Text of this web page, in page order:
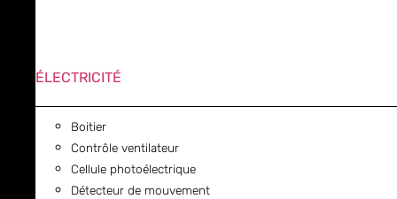
ÉLECTRICITÉ
Boitier
Contrôle ventilateur
Cellule photoélectrique
Détecteur de mouvement